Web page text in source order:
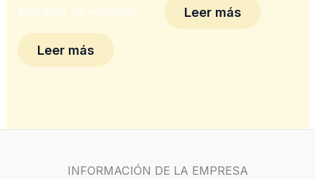
aplicador de emulsión
Leer más
Leer más
INFORMACIÓN DE LA EMPRESA